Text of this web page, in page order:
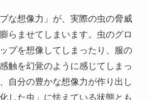
な想像力」が、実際の虫の脅威
らませてしまいます。虫のグロ
プを想像してしまったり、服の
触を幻覚のように感じてしまっ
自分の豊かな想像力が作り出し
した虫」に怯えている状態とも